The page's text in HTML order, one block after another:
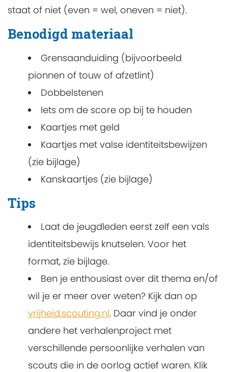
staat of niet (even = wel, oneven = niet).
Benodigd materiaal
Grensaanduiding (bijvoorbeeld
pionnen of touw of afzetlint)
Dobbelstenen
Iets om de score op bij te houden
Kaartjes met geld
Kaartjes met valse identiteitsbewijzen
(zie bijlage)
Kanskaartjes (zie bijlage)
Tips
Laat de jeugdleden eerst zelf een vals
identiteitsbewijs knutselen. Voor het
format, zie bijlage.
Ben je enthousiast over dit thema en/of
wil je er meer over weten? Kijk dan op
vrijheid.scouting.nl. Daar vind je onder
andere het verhalenproject met
verschillende persoonlijke verhalen van
scouts die in de oorlog actief waren. Klik